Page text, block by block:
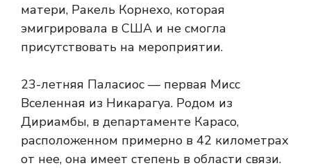
матери, Ракель Корнехо, которая
эмигрировала в США и не смогла
присутствовать на мероприятии.
23-летняя Паласиос — первая Мисс
Вселенная из Никарагуа. Родом из
Дириамбы, в департаменте Карасо,
расположенном примерно в 42 километрах
от нее, она имеет степень в области связи.